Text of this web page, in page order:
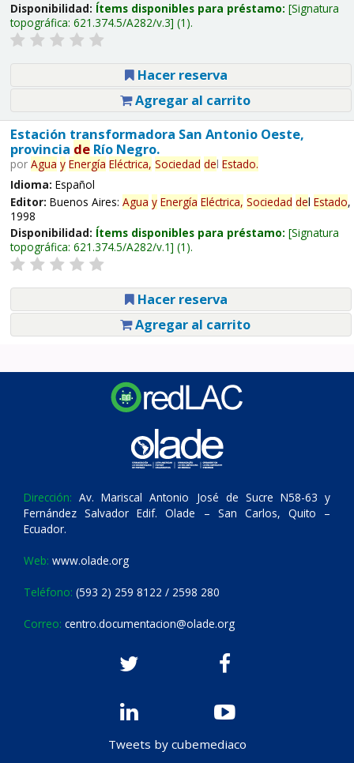
Disponibilidad: Ítems disponibles para préstamo: Signatura
topográfica: 621.374.5/A282/v.3 (1).
Hacer reserva
Agregar al carrito
Estación transformadora San Antonio Oeste,
provincia deRío Negro.
por Agua y Energía Eléctrica, Sociedad del Estado.
Idioma: Español
Editor: Buenos Aires: Agua y Energía Eléctrica, Sociedad del Estado,
1998
Disponibilidad: Ítems disponibles para préstamo: Signatura
topográfica: 621.374.5/A282/v.1 (1).
Hacer reserva
Agregar al carrito
Dirección: Av. Mariscal Antonio José de Sucre N58-63 y
Fernández Salvador Edif. Olade – San Carlos, Quito –
Ecuador.
Web: www.olade.org
Teléfono: (593 2) 259 8122 / 2598 280
Correo: centro.documentacion@olade.org
Tweets by cubemediaco